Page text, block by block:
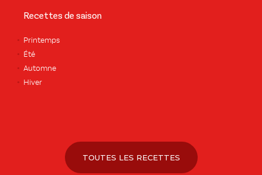
Recettes de saison
Printemps
Été
Automne
Hiver
TOUTES LES RECETTES